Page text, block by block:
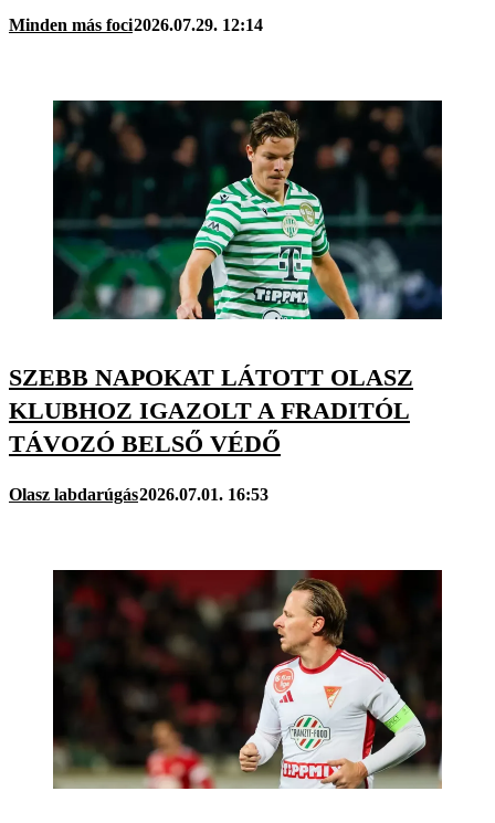
Minden más foci2026.07.29. 12:14
SZEBB NAPOKAT LÁTOTT OLASZ
KLUBHOZ IGAZOLT A FRADITÓL
TÁVOZÓ BELSŐ VÉDŐ
Olasz labdarúgás2026.07.01. 16:53